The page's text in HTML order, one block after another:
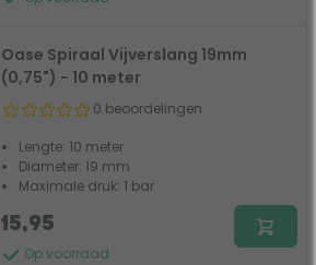
Oase Spiraal Vijverslang 19mm
(0,75") - 10 meter
0 beoordelingen
Lengte: 10 meter
Diameter: 19 mm
Maximale druk: 1 bar
Op voorraad
15,95